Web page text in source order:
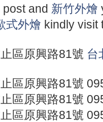
and 新竹外燴
式外燴 kindly visit
區原興路81號 台
區原興路81號
區原興路81號
區原興路81號